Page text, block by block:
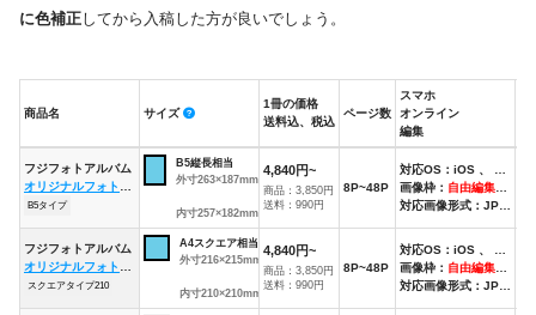
に色補正してから入稿した方が良いでしょう。
商品名 サイズ
1冊の価格
送料込、税込
ページ数
スマホ
オンライン
編集
サイズ
送料込、税込
オンライン
編集
フジフォトアルバム
オリジナルフォトアルバム
B5タイプ
B5縦長相当
外寸263×187mm、
内寸257×182mm
4,840円~
商品：3,850円
送料：990円
8P~48P
画像枠： 自由編集可能
対応画像形式：JPEG
フジフォトアルバム
オリジナルフォトアルバム
スクエアタイプ210
A4スクエア相当
外寸216×215mm、
内寸210×210mm
4,840円~
商品：3,850円
送料：990円
8P~48P
画像枠： 自由編集可能
対応画像形式：JPEG